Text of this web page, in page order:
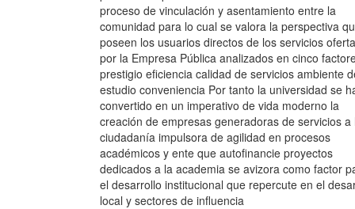
proceso de vinculación y asentamiento entre la
comunidad para lo cual se valora la perspectiva
poseen los usuarios directos de los servicios
por la Empresa Pública analizados en cinco
prestigio eficiencia calidad de servicios ambiente
estudio conveniencia Por tanto la universidad se
convertido en un imperativo de vida moderno la
creación de empresas generadoras de servicios a
ciudadanía impulsora de agilidad en procesos
académicos y ente que autofinancie proyectos
dedicados a la academia se avizora como factor
el desarrollo institucional que repercute en el
local y sectores de influencia